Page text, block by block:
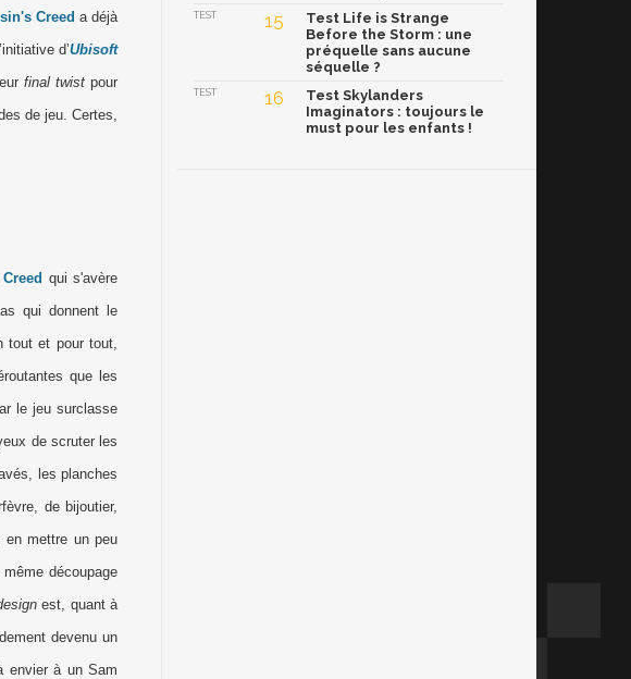
Creed a déjà
d’Ubisoft
final twist pour
de jeu. Certes,
qui s'avère
qui donnent le
tout et pour tout,
que les
le jeu surclasse
de scruter les
les planches
de bijoutier,
en mettre un peu
découpage
est, quant à
devenu un
envier à un Sam
TEST 15
Test Life is Strange
Before the Storm : une
préquelle sans aucune
séquelle ?
TEST 16
Test Skylanders
Imaginators : toujours le
must pour les enfants !